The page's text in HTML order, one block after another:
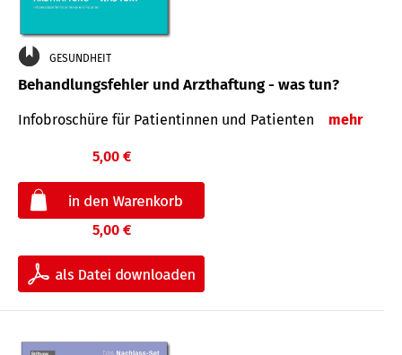
GESUNDHEIT
Behandlungsfehler und Arzthaftung - was tun?
Infobroschüre für Patientinnen und Patienten mehr
5,00 €
5,00 €